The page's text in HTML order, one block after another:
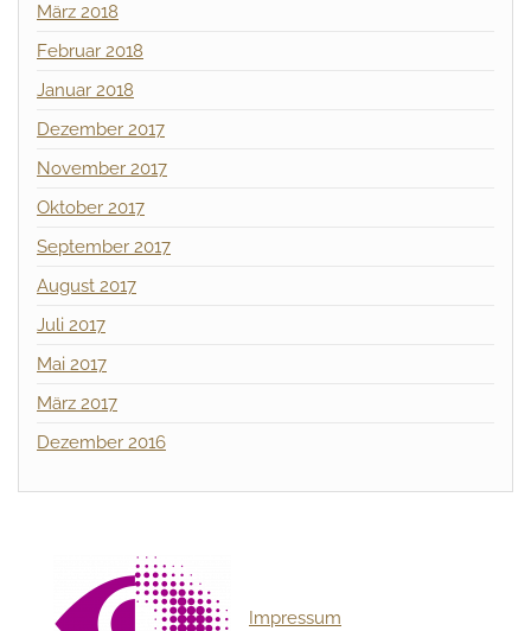
März 2018
Februar 2018
Januar 2018
Dezember 2017
November 2017
Oktober 2017
September 2017
August 2017
Juli 2017
Mai 2017
März 2017
Dezember 2016
Impressum